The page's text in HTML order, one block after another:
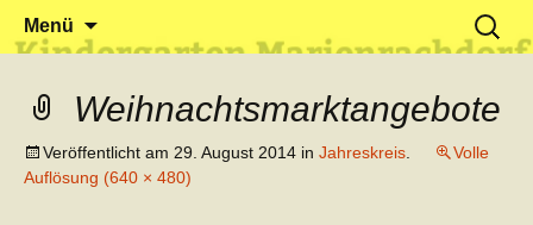
Kindergarten Marienrachdorf
Klein reingehen – Groß rauskommen
Menü
Suchen
nach:
Weihnachtsmarktangebote
Veröffentlicht am 29. August 2014 in Jahreskreis
Volle
Auflösung (640 × 480)